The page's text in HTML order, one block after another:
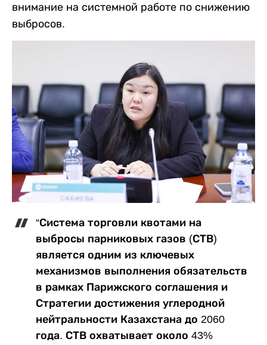
внимание на системной работе по снижению
выбросов.
“Система торговли квотами на
выбросы парниковых газов (СТВ)
является одним из ключевых
механизмов выполнения обязательств
в рамках Парижского соглашения и
Стратегии достижения углеродной
нейтральности Казахстана до 2060
года. СТВ охватывает около 43%